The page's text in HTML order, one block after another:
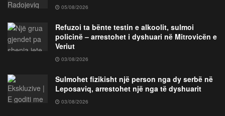
05/08/2026
Refuzoi ta bënte testin e alkoolit, sulmoi
policinë – arrestohet i dyshuari në Mitrovicën e
Veriut
03/08/2026
Sulmohet fizikisht një person nga dy serbë në
Leposaviq, arrestohet një nga të dyshuarit
03/08/2026